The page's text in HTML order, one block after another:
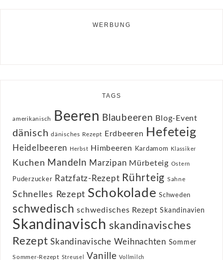
WERBUNG
TAGS
amerikanisch Beeren Blaubeeren Blog-Event
dänisch dänisches Rezept Erdbeeren Hefeteig
Heidelbeeren Herbst Himbeeren Kardamom Klassiker
Kuchen Mandeln Marzipan Mürbeteig Ostern
Puderzucker Ratzfatz-Rezept Rührteig Sahne
Schnelles Rezept Schokolade Schweden
schwedisch schwedisches Rezept Skandinavien
Skandinavisch skandinavisches
Rezept Skandinavische Weihnachten Sommer
Sommer-Rezept Streusel Vanille Vollmilch